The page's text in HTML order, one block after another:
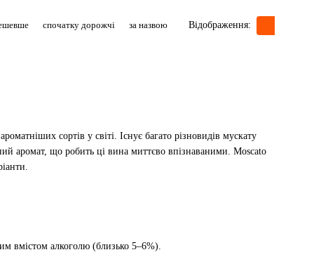
спочатку дорожчі за назвою Відображення:
сортів у світі. Існує багато різновидів мускату
аромат, що робить ці вина миттєво впізнаваними. Moscato
вмістом алкоголю (близько 5–6%).